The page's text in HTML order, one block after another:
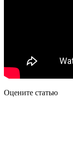
Оцените статью